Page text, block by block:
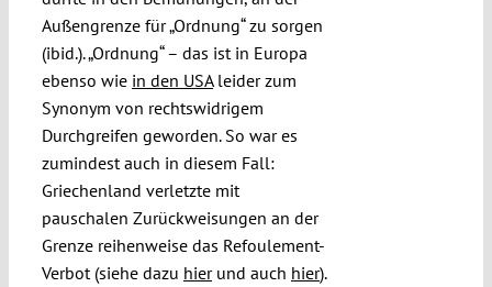
Außengrenze für „Ordnung“ zu sorgen
(ibid.). „Ordnung“ – das ist in Europa
ebenso wie in den USAleider zum
Synonym von rechtswidrigem
Durchgreifen geworden. So war es
zumindest auch in diesem Fall:
Griechenland verletzte mit
pauschalen Zurückweisungen an der
Grenze reihenweise das Refoulement-
Verbot (siehe dazu hierund auch hier).